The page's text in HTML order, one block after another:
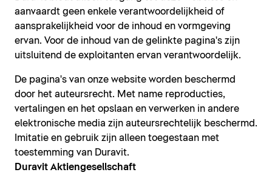
aanvaardt geen enkele verantwoordelijkheid of
aansprakelijkheid voor de inhoud en vormgeving
ervan. Voor de inhoud van de gelinkte pagina's zijn
uitsluitend de exploitanten ervan verantwoordelijk.
De pagina's van onze website worden beschermd
door het auteursrecht. Met name reproducties,
vertalingen en het opslaan en verwerken in andere
elektronische media zijn auteursrechtelijk beschermd.
Imitatie en gebruik zijn alleen toegestaan met
toestemming van Duravit.
Duravit Aktiengesellschaft